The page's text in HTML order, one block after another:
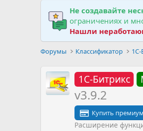
Не создавайте
ограничениях и
Нашли
Форумы Классификатор 1С-
1С-Битрикс
v3.9.2
Купить премиум
Расширение